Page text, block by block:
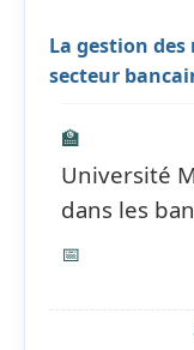
La gestion
secteur
🏫
Université
dans les
📅